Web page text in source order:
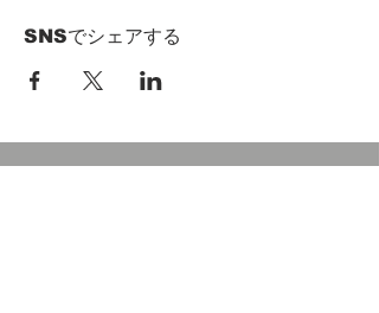
SNSでシェアする